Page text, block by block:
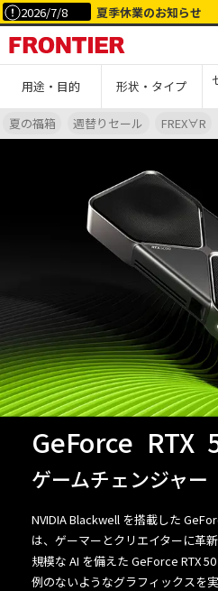
2026/7/8 夏季休業のお知らせ
用途・目的 形状・タイプ
夏の福箱 週替りセール FREX∀R
GeForce RTX
ゲームチェンジャー
NVIDIA Blackwell を搭載した
は、ゲーマーとクリエイターに革
規模な AI を備えた GeForce RTX
例のないようなグラフィックスを